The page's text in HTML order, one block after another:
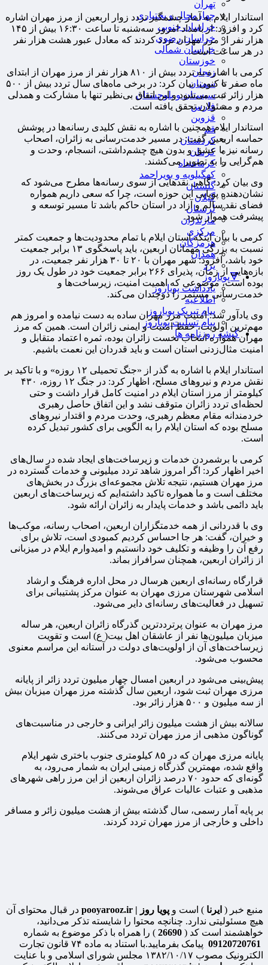
تهران
چهارمحال و بختیاری
خراسان جنوبی
خراسان رضوی
خراسان شمالی
خوزستان
زنجان
سمنان
سیستان و بلوچستان
فارس
قزوین
قم
کردستان
کرمان
کرمانشاه
کهگیلویه و بویراحمد
گلستان
گیلان
لرستان
مازندران
مرکزی
هرمزگان
همدان
یزد
🔻پویاروز
یادداشت پویاروز
اطلاعیه
پیام تبریک پویاروز
پیام تسلیت پویاروز
گیشه روزنامه ها
استاندار ایلام به آمار چشمگیر تردد زوار اربعین از مرز مهران اشاره
کرد و افزود: از بامداد امروز سه‌شنبه تا ساعت ۱۶:۳۰ بیش از ۱۴۵
هزار نفر از مرز مهران تردد کردند که معادل عبور هشت هزار نفر
در هر ساعت است.
کرمی با اشاره به تردد بیش از ۸۱۰ هزار نفر از مرز مهران از ابتدای
ماه صفر تا کنون، بیان کرد: در برخی ماه‌های سال تردد بیش از ۵۰۰
هزار زائر ثبت می‌شود و این اتفاق بی‌نظیر تنها با مشارکت و همدلی
مردم و مسئولان تحقق یافته است.
استاندار ایلام همچنین با اشاره به نقش کلیدی رسانه‌ها در پوشش
حماسه اربعین گفت: در مسیر خدمت‌رسانی به زائران، اصحاب
رسانه نیز با عشق و بدون هیچ چشم‌داشتی، انسجام، وحدت و
هم‌گرایی را به تصویر می‌کشند.
وی بیان کرد: گاهی نقدهایی از سوی رسانه‌ها مطرح می‌شود که
نشان‌دهنده پویایی این حوزه است، چرا که سعی داریم همواره
فضای نقد سالم و آزاد در استان حاکم باشد تا مسیر توسعه و
پیشرفت هموار شود.
کرمی با بیان اینکه استان ایلام با تمام محدودیت‌ها و جمعیت کمتر
نسبت به بزرگی مهمانان اربعین، باید پاسخگوی ۱۳ برابر جمعیت
خود باشد، افزود: شهر مهران با ۲۰ تا ۳۰ هزار نفر جمعیت، در
بازه‌هایی از زمان، پذیرای ۲۶۶ برابر جمعیت خود در طول یک روز
بوده است، موضوعی که اهمیت امنیت، زیرساخت‌ها و
خدمت‌رسانی مستمر را دوچندان می‌کند.
وی یادآور شد: امنیت مرز مهران ساده به دست نیامده و امروز هم
مهم‌ترین اولویت، حفظ امنیت و ایمنی زائران است. همین که مرز
مهران همواره انتخاب نخست زائران بوده، ثمره اعتماد متقابل و
امنیت مثال‌زدنی استان است و باید قدردان این نعمت باشیم.
استاندار ایلام با اشاره به گذر از «جنگ تحمیلی ۱۲ روزه» و با تاکید بر
نقش مردم و نیروهای مسلح، اظهار کرد: در جنگ ۱۲ روزه، ۴۳۰
کیلومتر از مرز استان ایلام در امنیت کامل قرار داشت و حتی
لحظه‌ای تردد زائران متوقف نشد و این اتفاق حاصل رهبری
خردمندانه مقام معظم رهبری، وحدت مردم و اقتدار نیروهای
مسلح بوده که استان ایلام را به الگویی برای کشور تبدیل کرده
است.
کرمی با برشمردن خدمات و زیرساخت‌های ایجاد شده در سال‌های
اخیر اظهار کرد: اگر امروز شاهد تردد میلیونی و خدمات گسترده در
مرز مهران هستیم، نتیجه تلاش مجموعه‌ای بزرگ در بخش‌های
مختلف است و ما همواره تاکید داشته‌ایم که زیرساخت‌های اربعین
باید دائمی باشد و خدمات پایدار به زائران ارائه شود.
وی با قدردانی از همه خدمتگزاران اربعین، اصحاب رسانه، موکب‌ها
و خیران، گفت: هر جا احساس کردیم کمبودی است، تلاش برای
رفع آن را وظیفه و تکلیف خود دانستیم و امیدوارم ایلام در میزبانی
از زائران اربعین، همچنان سرافراز بماند.
قرارگاه رسانه‌ای اربعین هرسال در محل اداره فرهنگ و ارشاد
اسلامی شهرستان مرزی مهران به عنوان مرکز پشتیبانی برای
تسهیل در فعالیت‌های رسانه‌ای دایر می‌شود.
مرز مهران به عنوان پرترددترین گذرگاه‌ زائران اربعین، هر ساله
میزبان میلیون‌ها نفر از عاشقان اهل بیت( ع) است و تقویت
زیرساخت‌های آن از اولویت‌های دولت در آستانه این مراسم معنوی
محسوب می‌شود.
پیش‌بینی می‌شود در اربعین امسال چهار میلیون تردد زائر از پایانه
مرزی مهران ثبت شود، اربعین سال گذشته مرز مهران میزبان بیش
از سه میلیون و ۵۰۰ هزار زائر بود.
سالانه بیش از هشت میلیون زائر ایرانی و خارجی در مناسبت‌های
گوناگون مذهبی از مرز مهران تردد می‌کنند.
پایانه مرزی مهران که در ۸۵ کیلومتری جنوب باختری شهر ایلام
واقع شده، مهمترین گذرگاه زمینی ایران به شمار می‌رود، به
گونه‌ای که حدود ۷۰ درصد زائران اربعین از این مرز راهی شهرهای
مذهبی و عتبات عالیات عراق می‌شوند.
بر پایه آمار رسمی، سال گذشته بیش از هشت میلیون زائر و مسافر
داخلی و خارجی از مرز مهران تردد کردند.
منبع خبر ( ایرنا ) است و پویا روز | pooyarooz.ir
در قبال محتوای آن
هیچ مسئولیتی ندارد. چنانچه محتوا را شایسته تذکر می‌دانید،
خواهشمند است کد (
) را همراه با ذکر موضوع به شماره
پیامک بفرمایید.با استناد به ماده ۷۴ قانون تجارت
الکترونیک مصوب ۱۳۸۲/۱۰/۱۷ مجلس شورای اسلامی و با عنایت